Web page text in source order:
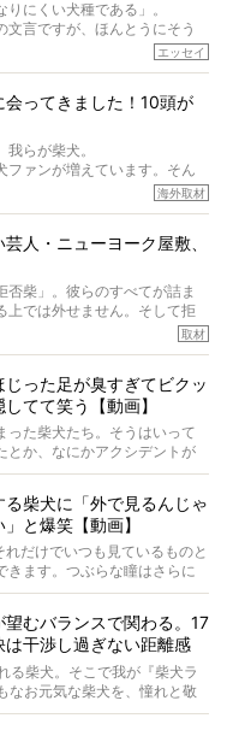
りにくい犬種である」。
文言ですが、ほんとうにそう
度がとてつもなく高い柴犬だ
見ていくと、丈夫で病気にも
な気もするのです。
ということはないし、飼い
がある。
すべてに読んで欲しい、ある
情たっぷりで示唆に富んだ物
ています
果・効能を示すものではありません
エッセイ
会ってきました！10頭が
らが柴犬。
ファンが増えています。そん
けたのは、南の楽園ハワイ。
にオフ会まで開催されている
ハワイの柴犬たちを取材して
海外取材
人・ニューヨーク屋敷、
柴」。彼らのすべてが詰ま
上では外せません。そして拒
は、“映える”ことも理由のひと
コンビ「ニューヨーク」の
っていただきました！ イン
さい。
取材
じった足が臭すぎてビクッ
てて笑う【動画】
った柴犬たち。そうはいって
とか、なにかアクシデントが
原因ではありません。全ての
柴犬に「外で見るんじゃ
と爆笑【動画】
だけでいつも見ているものと
きます。つぶらな瞳はさらに
顔はさらにモフモフに見えま
望むバランスで関わる。17
干渉し過ぎない距離感
る柴犬。そこで我が『柴犬ラ
なお元気な柴犬を、憧れと敬
呼んでいます。 この特集で